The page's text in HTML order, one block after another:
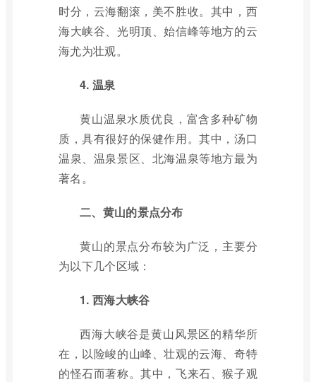
时分，云海翻滚，美不胜收。其中，西
海大峡谷、光明顶、始信峰等地方的云
海尤为壮观。
4. 温泉
黄山温泉水质优良，富含多种矿物
质，具有很好的保健作用。其中，汤口
温泉、温泉景区、北海温泉等地方最为
著名。
二、黄山的景点分布
黄山的景点分布较为广泛，主要分
为以下几个区域：
1. 西海大峡谷
西海大峡谷是黄山风景区的精华所
在，以险峻的山峰、壮观的云海、奇特
的怪石而著称。其中，飞来石、猴子观